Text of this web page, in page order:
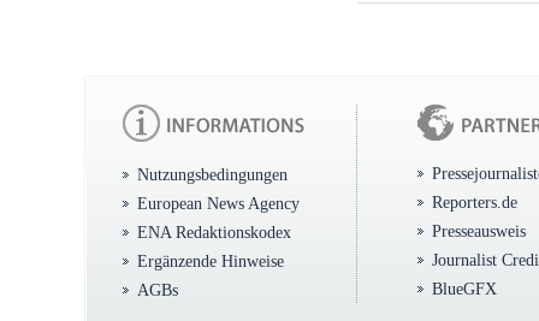
Nutzungsbedingungen
European News Agency
ENA Redaktionskodex
Ergänzende Hinweise
AGBs
Reporters.de
Presseausweis
Journalist
BlueGFX